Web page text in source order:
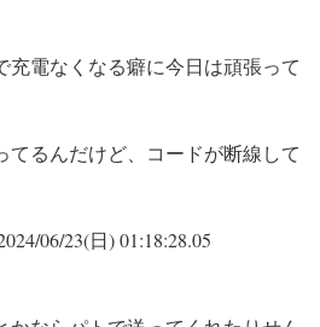
充電なくなる癖に今日は頑張って
てるんだけど、コードが断線して
06/23(日) 01:18:28.05